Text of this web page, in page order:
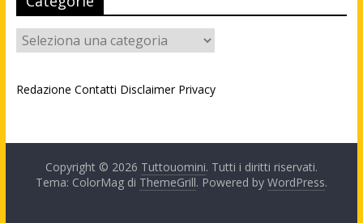
Categorie
Redazione Contatti Disclaimer Privacy
Copyright © 2026 Tuttouomini. Tutti i diritti riservati.
Tema: ColorMag di ThemeGrill. Powered by WordPress.